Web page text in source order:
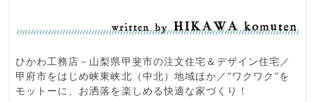
ひかわ工務店－山梨県甲斐市の注文住宅＆デザイン住宅／
甲府市をはじめ峡東峡北（中北）地域ほか／”ワクワク”を
モットーに、お洒落を楽しめる快適な家づくり！